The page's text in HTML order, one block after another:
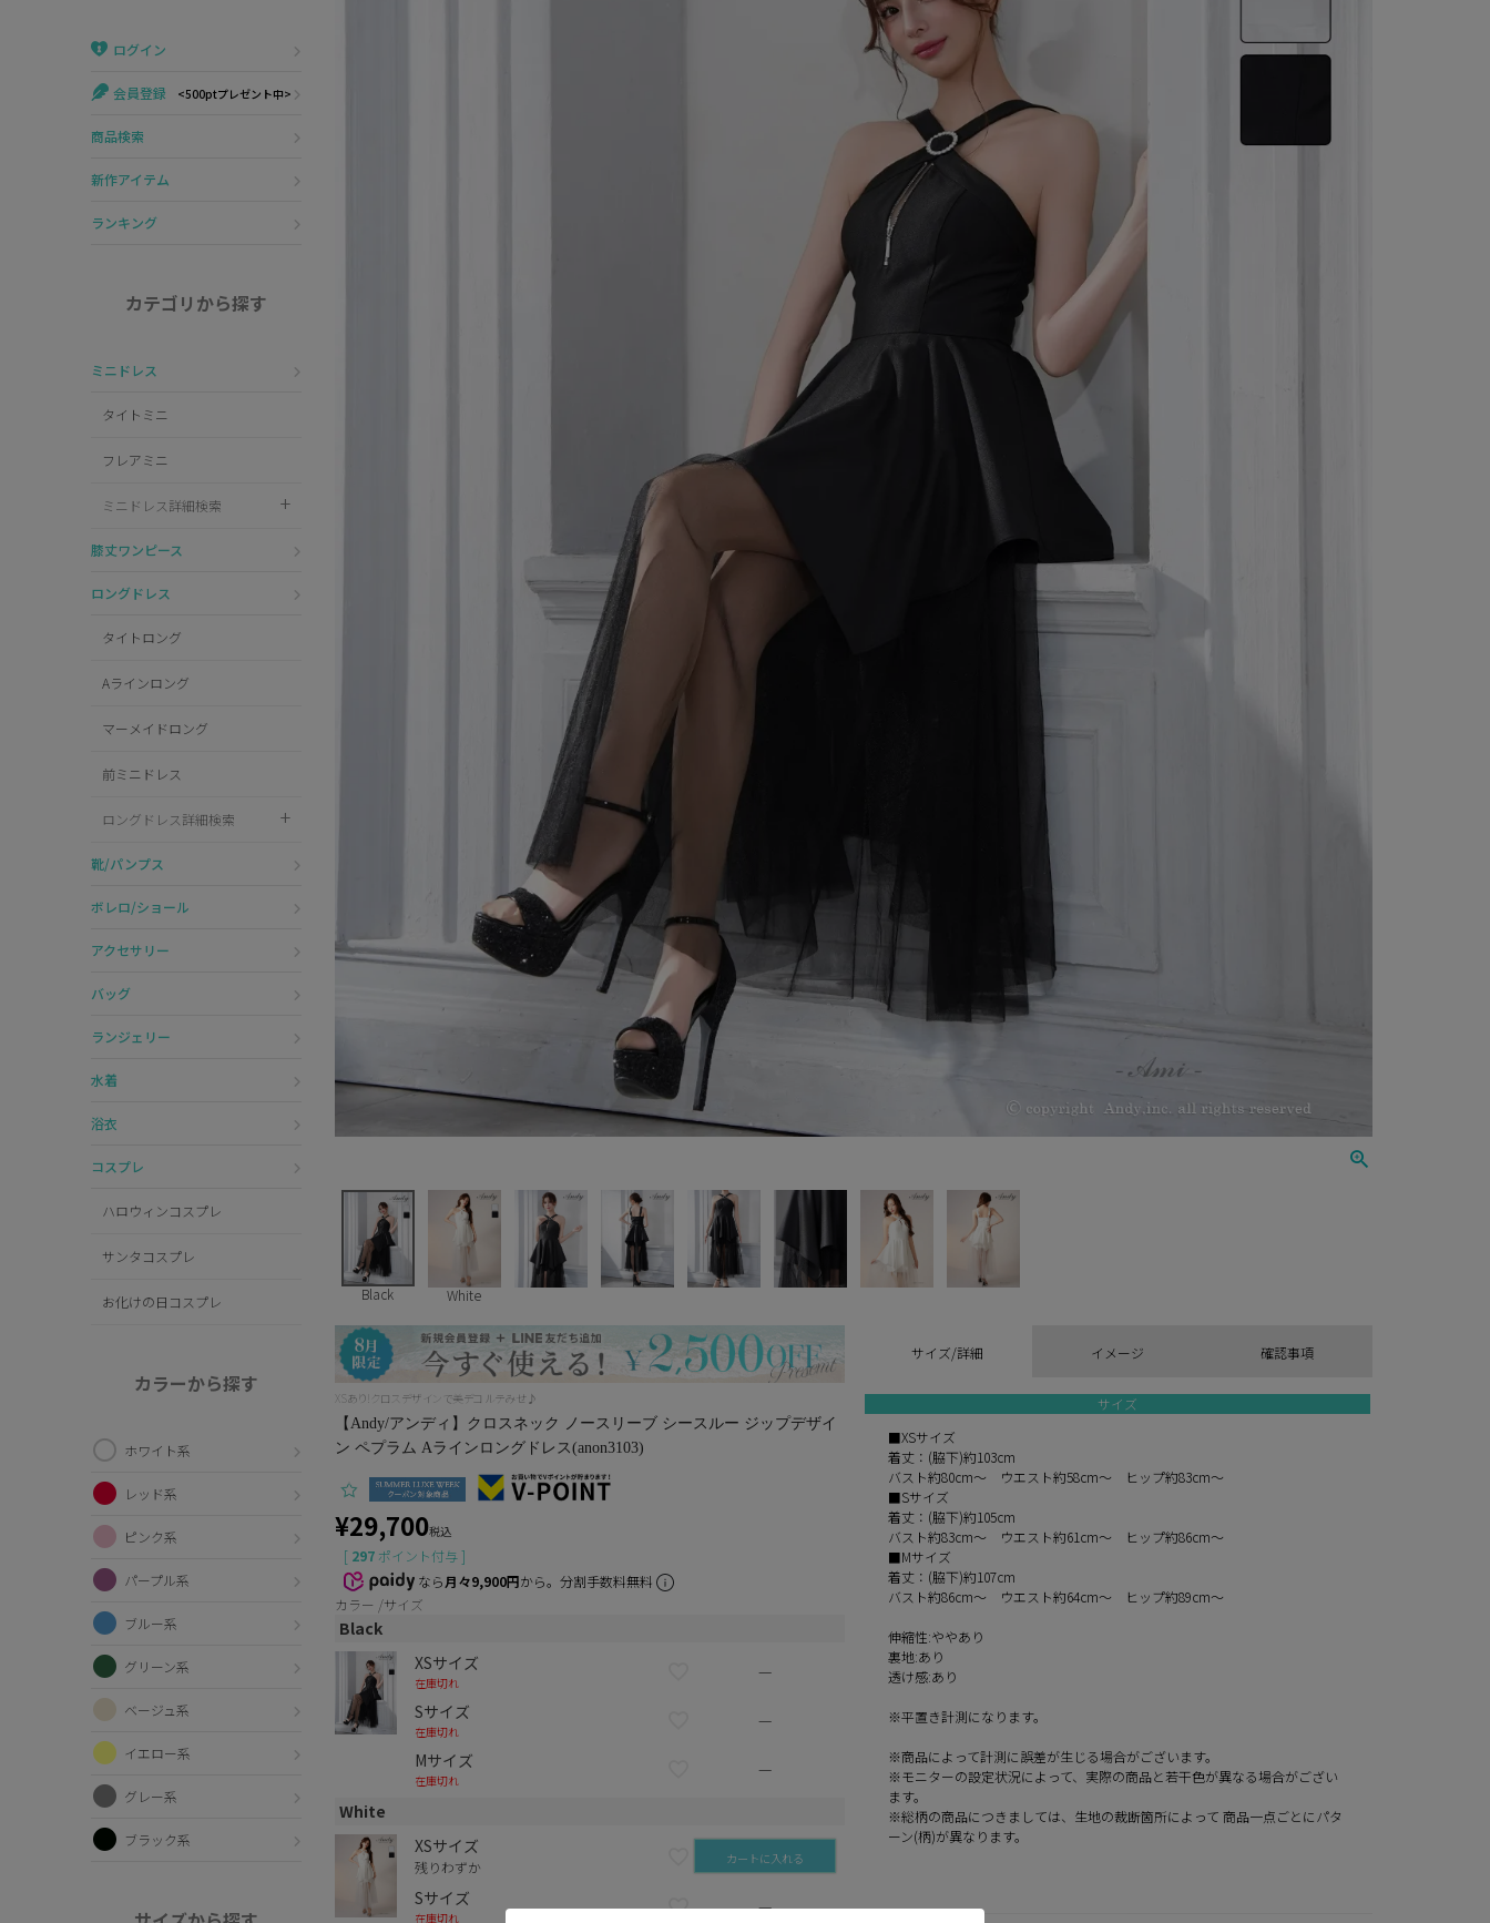
GLAMOROUS
ログイン
会員登録 <500ptプレゼント中>
商品検索
新作アイテム
ランキング
カテゴリから探す
ミニドレス
タイトミニ
フレアミニ
ミニドレス詳細検索
膝丈ワンピース
ロングドレス
タイトロング
Aラインロング
マーメイドロング
前ミニドレス
ロングドレス詳細検索
靴/パンプス
ボレロ/ショール
アクセサリー
バッグ
ランジェリー
水着
浴衣
コスプレ
ハロウィンコスプレ
サンタコスプレ
お化けの日コスプレ
カラーから探す
ホワイト系
レッド系
ピンク系
パープル系
ブルー系
グリーン系
ベージュ系
イエロー系
グレー系
ブラック系
Black White
XSあり!クロスデザインで美デコルテみせ♪
【Andy/アンディ】クロスネック ノースリーブ シースルー ジップデザイ
ン ペプラム Aラインロングドレス(anon3103)
¥29,700税込
[ 297 ポイント付与 ]
なら月々9,900円から。分割手数料無料
カラー
サイズ
Black
XSサイズ
在庫切れ
—
Sサイズ
在庫切れ
—
Mサイズ
在庫切れ
—
White
XSサイズ
残りわずか カートに入れる
Sサイズ
在庫切れ
—
サイズ/詳細 イメージ 確認事項
サイズ
■XSサイズ
着丈：(脇下)約103cm
バスト約80cm～ ウエスト約58cm～ ヒップ約83cm～
■Sサイズ
着丈：(脇下)約105cm
バスト約83cm～ ウエスト約61cm～ ヒップ約86cm～
■Mサイズ
着丈：(脇下)約107cm
バスト約86cm～ ウエスト約64cm～ ヒップ約89cm～
伸縮性:ややあり
裏地:あり
透け感:あり
※平置き計測になります。
※商品によって計測に誤差が生じる場合がございます。
※モニターの設定状況によって、実際の商品と若干色が異なる場合がござい
ます。
※総柄の商品につきましては、生地の裁断箇所によって 商品一点ごとにパタ
ーン(柄)が異なります。